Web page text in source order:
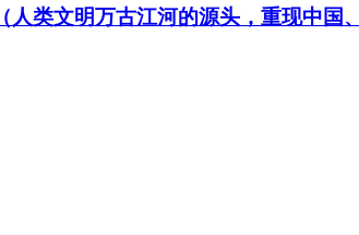
类文明万古江河的源头，重现中国